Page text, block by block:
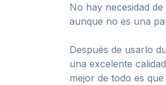
No hay necesidad
aunque no es una
Después de usarlo
una excelente
mejor de todo es